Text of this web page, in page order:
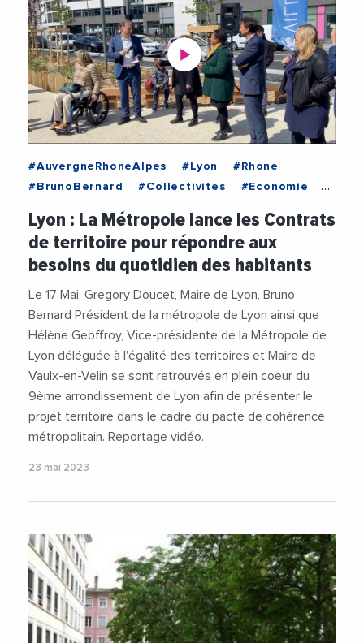
#AuvergneRhoneAlpes #Lyon
#Rhone
#BrunoBernard
#Collectivites
#Economie
#MetropoleDeLyon
#Mobilite
#Nature
#Social
#TransitionEcologique
#Velo
#Videos
#VilleDeLyon
Lyon : La Métropole lance les Contrats
de territoire pour répondre aux
besoins du quotidien des habitants
Le 17 Mai, Gregory Doucet, Maire de Lyon, Bruno
Bernard Président de la métropole de Lyon ainsi que
Hélène Geoffroy, Vice-présidente de la Métropole de
Lyon déléguée à l'égalité des territoires et Maire de
Vaulx-en-Velin se sont retrouvés en plein coeur du
9ème arrondissement de Lyon afin de présenter le
projet territoire dans le cadre du pacte de cohérence
métropolitain. Reportage vidéo.
23 mai 2023